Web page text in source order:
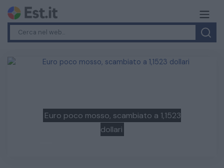
Luna, in un video l'impatto del detrito di
SpaceX
Previous